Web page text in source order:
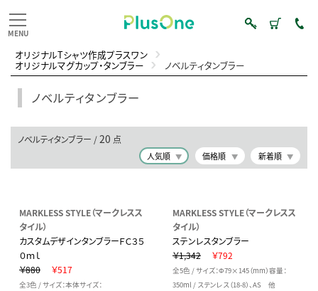
オリジナルTシャツ作成プラスワン
オリジナルマグカップ・タンブラー ノベルティタンブラー
ノベルティタンブラー
ノベルティタンブラー /20 点
人気順 価格順 新着順
MARKLESS STYLE（マークレスス
タイル）
カスタムデザインタンブラーＦＣ３５
０ｍｌ
￥880
￥517
全3色 / サイズ：本体サイズ：
MARKLESS STYLE（マークレスス
タイル）
ステンレスタンブラー
￥1,342
￥792
全5色 / サイズ：Φ79×145（mm）容量：
350ml / ステンレス（18-8）、AS 他